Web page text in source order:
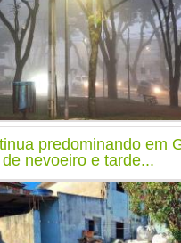
predominando em
nevoeiro e tarde...